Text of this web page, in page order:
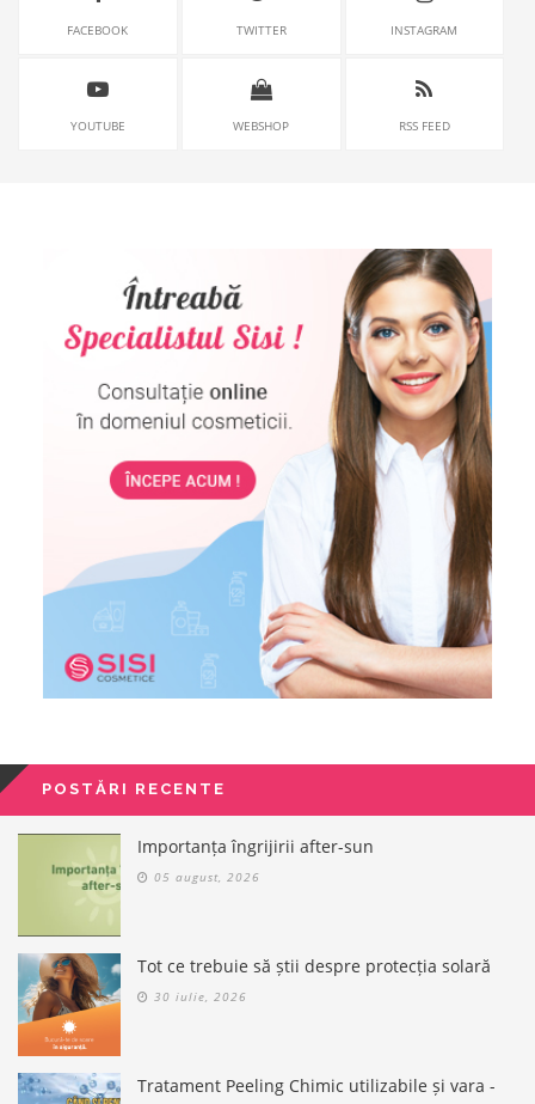
FACEBOOK TWITTER INSTAGRAM
YOUTUBE WEBSHOP RSS FEED
POSTĂRI RECENTE
Importanța îngrijirii after-sun
05 august, 2026
Tot ce trebuie să știi despre protecția solară
30 iulie, 2026
Tratament Peeling Chimic utilizabile și vara -